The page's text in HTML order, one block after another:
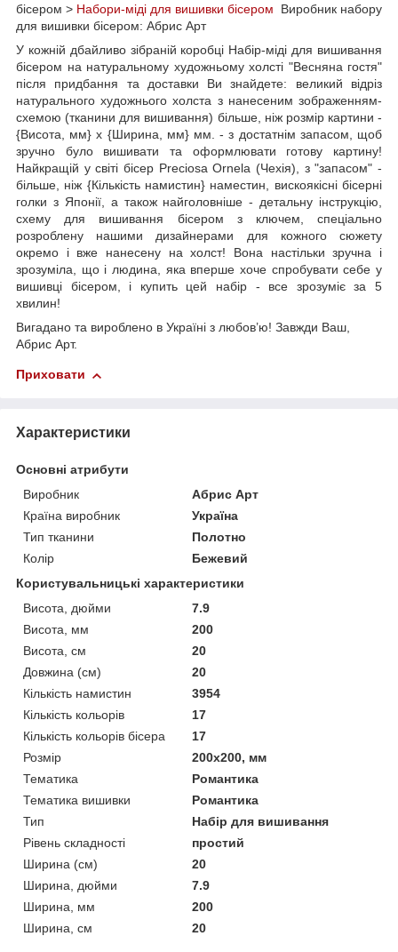
бісером > Набори-міді для вишивки бісером Виробник набору
для вишивки бісером: Абрис Арт
У кожній дбайливо зібраній коробці Набір-міді для вишивання
бісером на натуральному художньому холсті "Весняна гостя"
після придбання та доставки Ви знайдете: великий відріз
натурального художнього холста з нанесеним зображенням-
схемою (тканини для вишивання) більше, ніж розмір картини -
{Висота, мм} х {Ширина, мм} мм. - з достатнім запасом, щоб
зручно було вишивати та оформлювати готову картину!
Найкращій у світі бісер Preciosa Ornela (Чехія), з "запасом" -
більше, ніж {Кількість намистин} наместин, вискоякісні бісерні
голки з Японії, а також найголовніше - детальну інструкцію,
схему для вишивання бісером з ключем, спеціально
розроблену нашими дизайнерами для кожного сюжету
окремо і вже нанесену на холст! Вона настільки зручна і
зрозуміла, що і людина, яка вперше хоче спробувати себе у
вишивці бісером, і купить цей набір - все зрозуміє за 5
хвилин!
Вигадано та вироблено в Україні з любов’ю! Завжди Ваш,
Абрис Арт.
Приховати
Характеристики
Основні атрибути
Виробник
Абрис Арт
Країна виробник
Україна
Тип тканини
Полотно
Колір
Бежевий
Користувальницькі характеристики
Висота, дюйми
7.9
Висота, мм
200
Висота, см
20
Довжина (см)
20
Кількість намистин
3954
Кількість кольорів
17
Кількість кольорів бісера
17
Розмір
200x200, мм
Тематика
Романтика
Тематика вишивки
Романтика
Тип
Набір для вишивання
Рівень складності
простий
Ширина (см)
20
Ширина, дюйми
7.9
Ширина, мм
200
Ширина, см
20